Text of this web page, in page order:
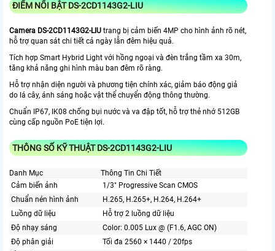
ĐIỂM NỔI BẬT DS-2CD1143G2-LIU
Camera DS-2CD1143G2-LIU trang bị cảm biến 4MP cho hình ảnh rõ nét,
hỗ trợ quan sát chi tiết cả ngày lẫn đêm hiệu quả.
Tích hợp Smart Hybrid Light với hồng ngoại và đèn trắng tầm xa 30m,
tăng khả năng ghi hình màu ban đêm rõ ràng.
Hỗ trợ nhận diện người và phương tiện chính xác, giảm báo động giả
do lá cây, ánh sáng hoặc vật thể chuyển động thông thường.
Chuẩn IP67, IK08 chống bụi nước và va đập tốt, hỗ trợ thẻ nhớ 512GB
cùng cấp nguồn PoE tiện lợi.
THÔNG SỐ KỸ THUẬT DS-2CD1143G2-LIU
Danh Mục
Thông Tin Chi Tiết
Cảm biến ảnh
1/3" Progressive Scan CMOS
Chuẩn nén hình ảnh
H.265, H.265+, H.264, H.264+
Luồng dữ liệu
Hỗ trợ 2 luồng dữ liệu
Độ nhạy sáng
Color: 0.005 Lux @ (F1.6, AGC ON)
Độ phân giải
Tối đa 2560 × 1440 / 20fps